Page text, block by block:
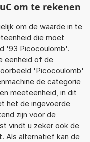
om te rekenen
om de waarde in te
die moet
'93 Picocoulomb'.
eenheid of de
'Picocoulomb'
de categorie
meeteenheid, in dit
het de ingevoerde
zijn voor de
vindt u zeker ook de
Als alternatief kan de